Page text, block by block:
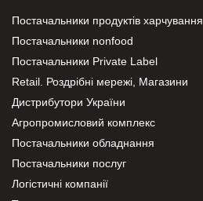
Постачальники продуктів харчування
Постачальники nonfood
Постачальники Private Label
Retail. Роздрібні мережі, Магазини
Дистрибутори України
Агропромисловий комплекс
Постачальники обладнання
Постачальники послуг
Логістичні компанії